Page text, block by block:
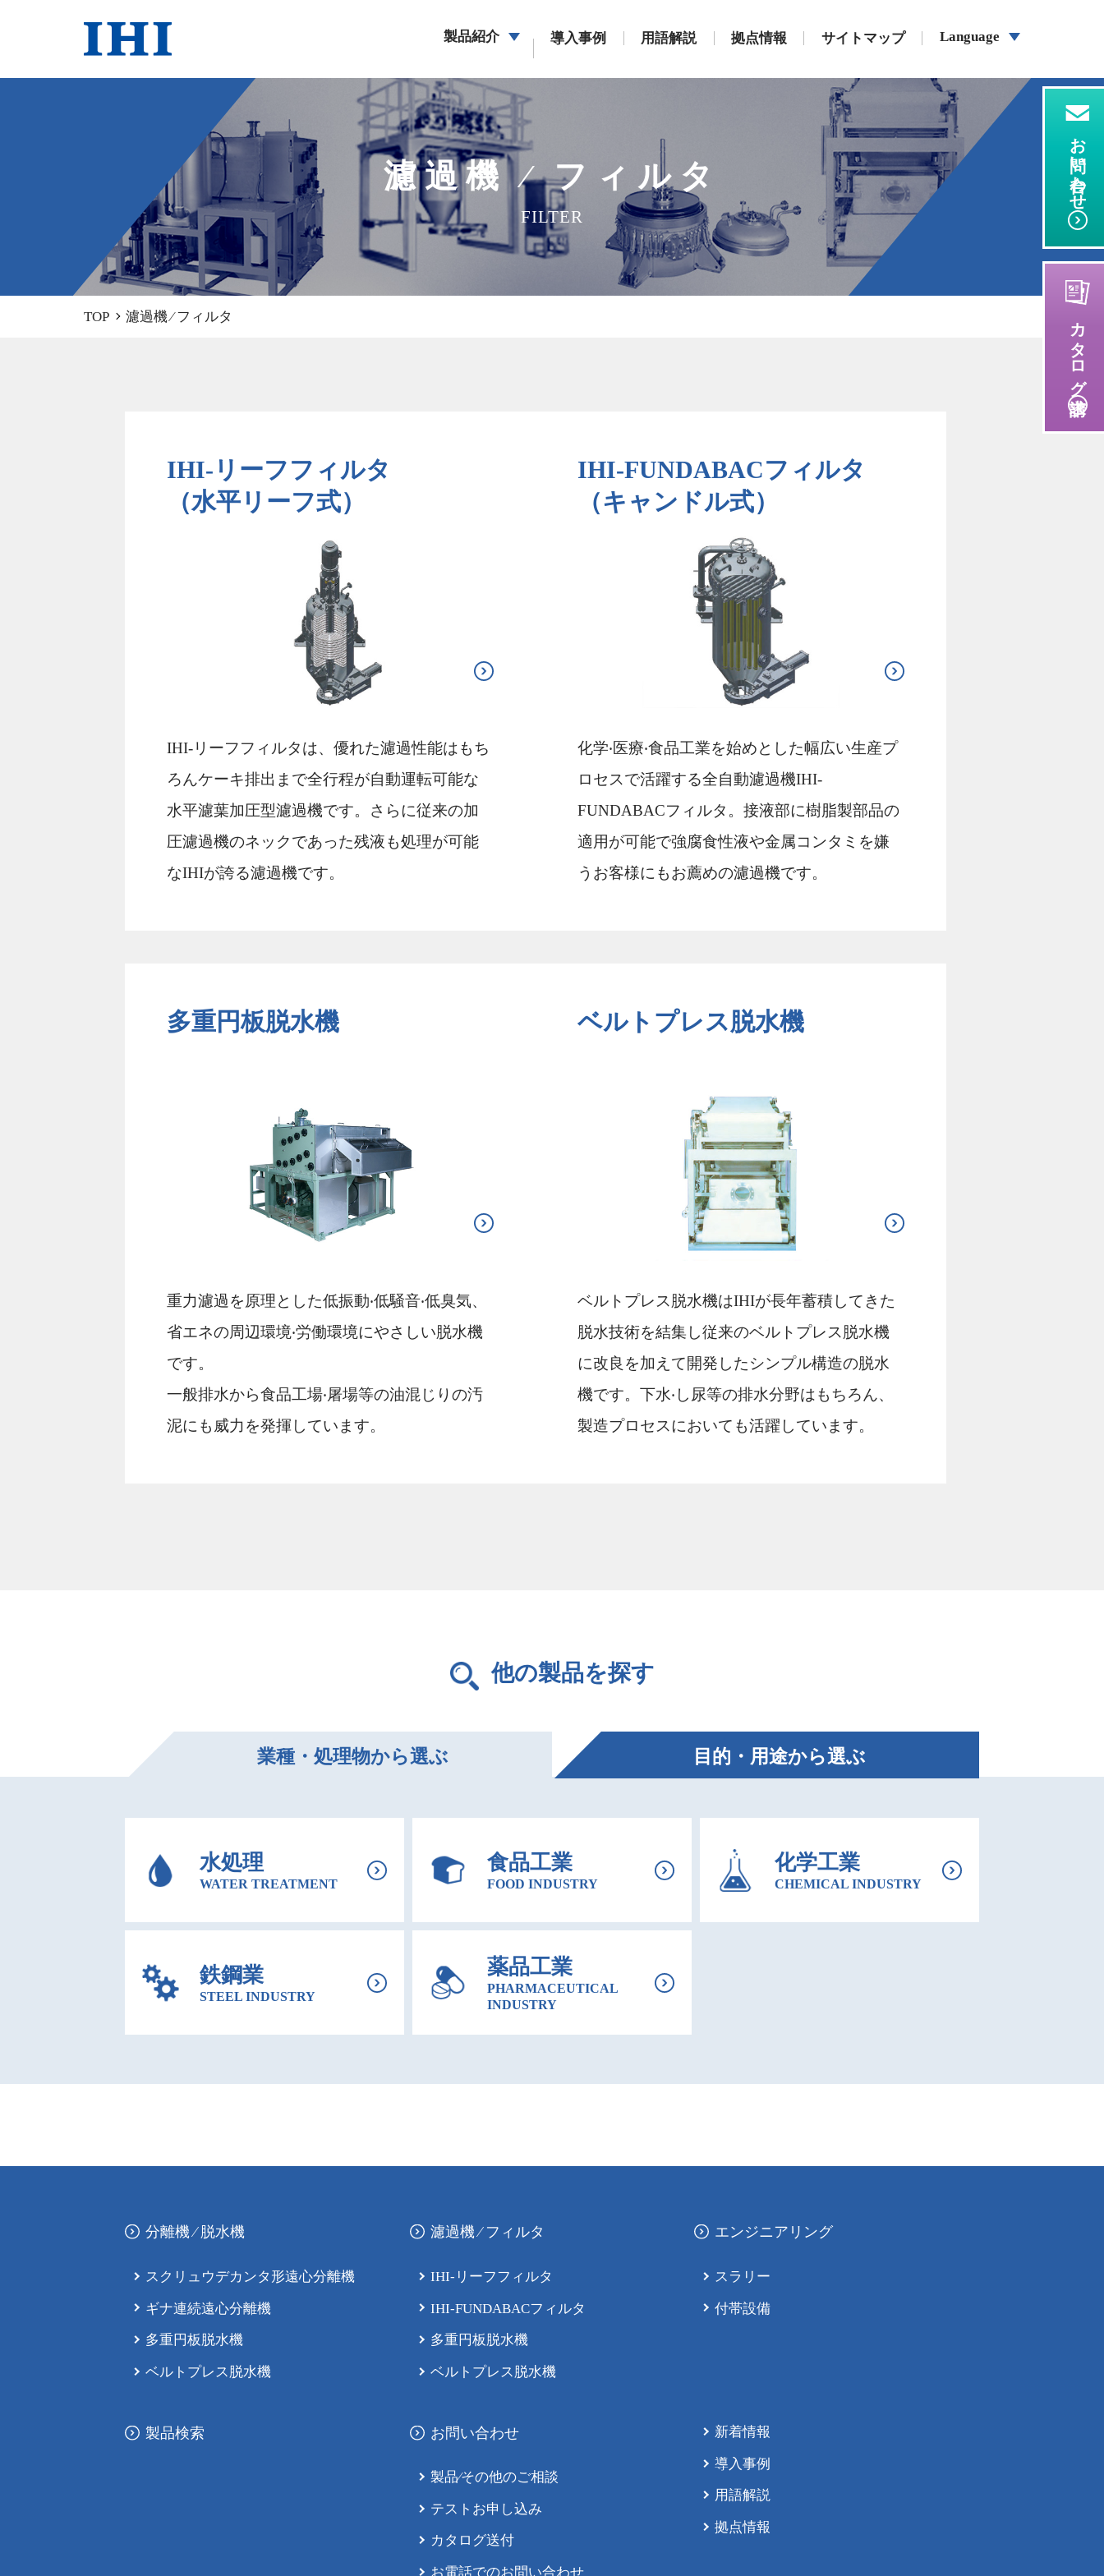
製品紹介 導⼊事例 ⽤語解説 拠点情報 サイトマップ Language
濾過機 ∕ フィルタ
FILTER
TOP 濾過機 ∕ フィルタ
IHI-リーフフィルタ
（水平リーフ式）
IHI-リーフフィルタは、優れた濾過性能はもち
ろんケーキ排出まで全⾏程が⾃動運転可能な
⽔平濾葉加圧型濾過機です。さらに従来の加
圧濾過機のネックであった残液も処理が可能
なIHIが誇る濾過機です。
IHI-FUNDABACフィルタ
（キャンドル式）
化学‧医療‧⾷品⼯業を始めとした幅広い⽣産プ
ロセスで活躍する全⾃動濾過機IHI-
FUNDABACフィルタ。接液部に樹脂製部品の
適⽤が可能で強腐⾷性液や⾦属コンタミを嫌
うお客様にもお薦めの濾過機です。
多重円板脱⽔機
重⼒濾過を原理とした低振動‧低騒⾳‧低臭気、
省エネの周辺環境‧労働環境にやさしい脱⽔機
です。
⼀般排⽔から⾷品⼯場‧屠場等の油混じりの汚
泥にも威⼒を発揮しています。
ベルトプレス脱⽔機
ベルトプレス脱⽔機はIHIが⻑年蓄積してきた
脱⽔技術を結集し従来のベルトプレス脱⽔機
に改良を加えて開発したシンプル構造の脱⽔
機です。下⽔‧し尿等の排⽔分野はもちろん、
製造プロセスにおいても活躍しています。
他の製品を探す
業種・処理物から選ぶ ⽬的・⽤途から選ぶ
⽔処理
WATER TREATMENT
⾷品⼯業
FOOD INDUSTRY
化学⼯業
CHEMICAL INDUSTRY
鉄鋼業
STEEL INDUSTRY
薬品⼯業
PHARMACEUTICAL
INDUSTRY
お問い合わせ
カタログ請求
分離機 ∕ 脱⽔機
スクリュウデカンタ形遠⼼分離機
ギナ連続遠⼼分離機
多重円板脱⽔機
ベルトプレス脱⽔機
濾過機 ∕ フィルタ
IHI-リーフフィルタ
IHI-FUNDABACフィルタ
多重円板脱⽔機
ベルトプレス脱⽔機
エンジニアリング
スラリー
付帯設備
製品検索 お問い合わせ
製品∕その他のご相談
テストお申し込み
カタログ送付
お電話でのお問い合わせ
新着情報
導⼊事例
⽤語解説
拠点情報